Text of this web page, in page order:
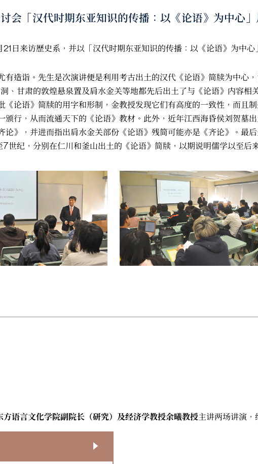
会「汉代时期东亚知识的传播：以《论语》为中心
日来访歷史系，并以「汉代时期东亚知识的传播：以《论语》为中
造诣。先生是次演讲便是利用考古出土的汉代《论语》简牍为中心
、甘肃的敦煌悬泉置及肩水金关等地都先后出土了与《论语》内容相
论语》简牍的用字和形制，金教授发现它们有高度的一致性，而且
行，从而流通天下的《论语》教材。此外，近年江西海昏侯刘贺墓
》，并进而指出肩水金关部份《论语》残简可能亦是《齐论》。最
纪，分别在仁川和釜山出土的《论语》简牍，以期说明儒学以至后
方语言文化学院副院长（研究）及经济学教授余曦教授主讲两场讲演，